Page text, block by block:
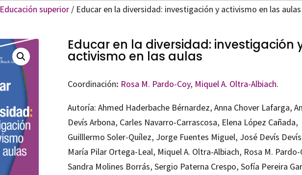
Educación superior / Educar en la diversidad: investigación y activismo en las aulas
Educar en la diversidad: investigación
activismo en las aulas
Coordinación: Rosa M. Pardo-Coy, Miquel A. Oltra-Albiach.
Autoría: Ahmed Haderbache Bérnardez, Anna Chover Lafarga,
Devís Arbona, Carles Navarro-Carrascosa, Elena López Cañada,
Guilllermo Soler-Quílez, Jorge Fuentes Miguel, José Devís
María Pilar Ortega-Leal, Miquel A. Oltra-Albiach, Rosa M. Pardo-
Sandra Molines Borrás, Sergio Paterna Crespo, Sofía Pereira